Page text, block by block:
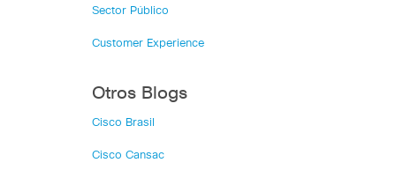
Sector Público
Customer Experience
Otros Blogs
Cisco Brasil
Cisco Cansac